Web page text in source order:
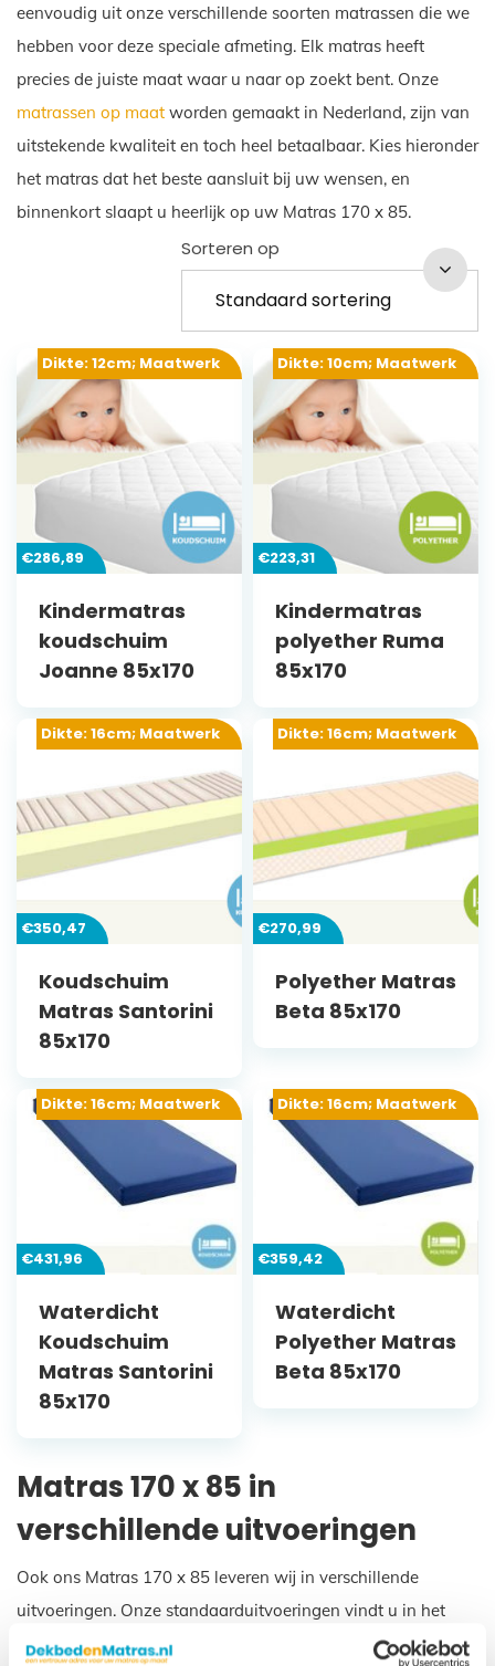
eenvoudig uit onze verschillende soorten matrassen die we
hebben voor deze speciale afmeting. Elk matras heeft
precies de juiste maat waar u naar op zoekt bent. Onze
matrassen op maat worden gemaakt in Nederland, zijn van
uitstekende kwaliteit en toch heel betaalbaar. Kies hieronder
het matras dat het beste aansluit bij uw wensen, en
binnenkort slaapt u heerlijk op uw Matras 170 x 85.
Sorteren op
Dikte: 12cm; Maatwerk
€286,89
Kindermatras
koudschuim
Joanne 85x170
Dikte: 10cm; Maatwerk
€223,31
Kindermatras
polyether Ruma
85x170
Dikte: 16cm; Maatwerk
€350,47
Koudschuim
Matras Santorini
85x170
Dikte: 16cm; Maatwerk
€270,99
Polyether Matras
Beta 85x170
Dikte: 16cm; Maatwerk
€431,96
Waterdicht
Koudschuim
Matras Santorini
85x170
Dikte: 16cm; Maatwerk
€359,42
Waterdicht
Polyether Matras
Beta 85x170
Matras 170 x 85 in
verschillende uitvoeringen
Ook ons Matras 170 x 85 leveren wij in verschillende
uitvoeringen. Onze standaarduitvoeringen vindt u in het
overzicht hierboven. We kunnen ons goed voorstellen dat u